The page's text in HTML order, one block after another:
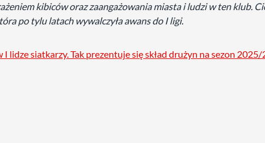
kibiców oraz zaangażowania miasta i ludzi w ten klub.
po tylu latach wywalczyła awans do I ligi.
lidze siatkarzy. Tak prezentuje się skład drużyn na sezon